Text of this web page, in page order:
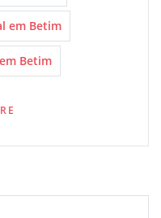
em Betim
Betim